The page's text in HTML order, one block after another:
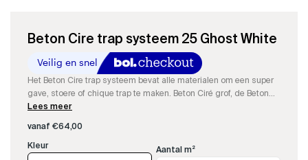
Beton Cire trap systeem 25 Ghost White
Het Beton Cire trap systeem bevat alle materialen om een super
gave, stoere of chique trap te maken. Beton Ciré grof, de Beton
Cire fijn, de resin om aan te maken, kleurstof, impregneer en
Lees meer
vanaf €64,00
Aantal m²